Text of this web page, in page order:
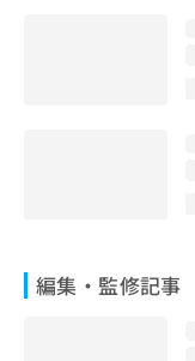
編集・監修記事